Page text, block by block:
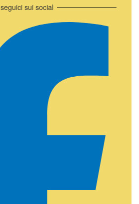
seguici sui social